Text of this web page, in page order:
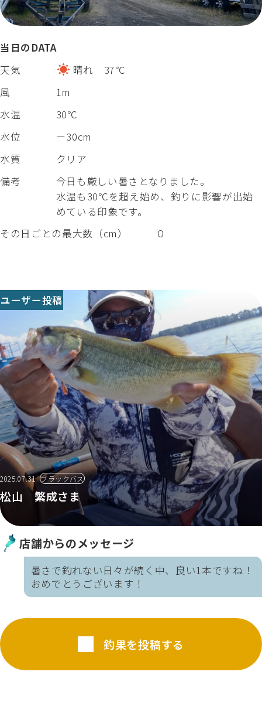
当日のDATA
天気
晴れ 37℃
風
1m
水温
30℃
水位
－30cm
水質
クリア
備考
今日も厳しい暑さとなりました。
水温も30℃を超え始め、釣りに影響が出始
めている印象です。
その日ごとの最大数（cm）
０
ユーザー投稿
2025.07.31 ブラックバス
松山 繁成さま
店舗からのメッセージ
暑さで釣れない日々が続く中、良い1本ですね！
おめでとうございます！
釣果を投稿する